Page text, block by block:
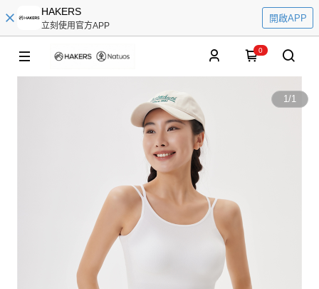
HAKERS
立刻使用官方APP
開啟APP
0
1/1